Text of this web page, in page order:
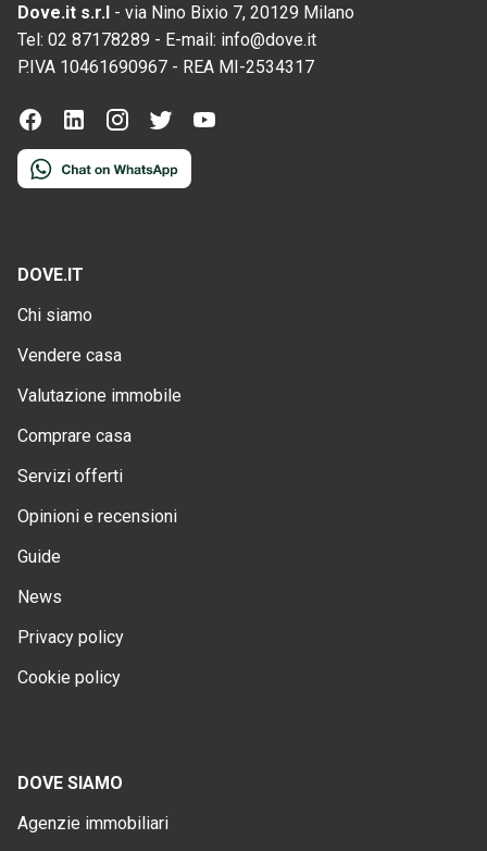
Dove.it s.r.l - via Nino Bixio 7, 20129 Milano
Tel: 02 87178289 - E-mail: info@dove.it
P.IVA 10461690967 - REA MI-2534317
DOVE.IT
Chi siamo
Vendere casa
Valutazione immobile
Comprare casa
Servizi offerti
Opinioni e recensioni
Guide
News
Privacy policy
Cookie policy
DOVE SIAMO
Agenzie immobiliari